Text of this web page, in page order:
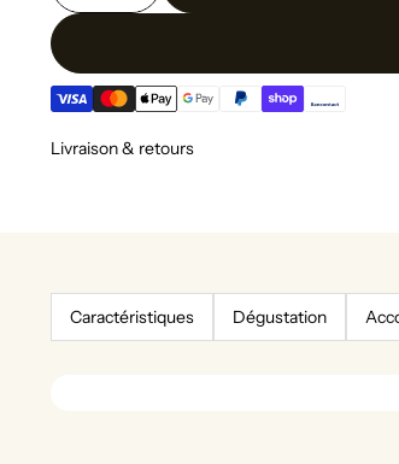
Livraison & retours
Caractéristiques Dégustation